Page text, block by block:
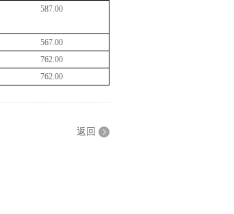
587.00
567.00
762.00
762.00
返回